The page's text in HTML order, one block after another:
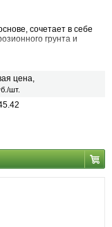
сочетает в себе
грунта и
цена,
шт.